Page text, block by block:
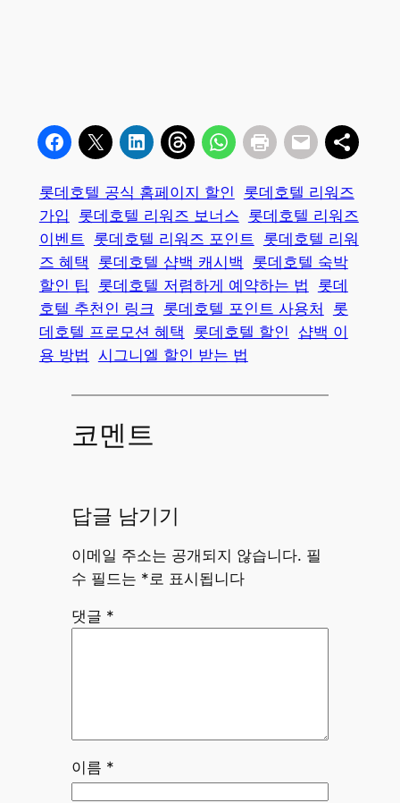
롯데호텔 공식 홈페이지 할인
롯데호텔 리워즈
가입
롯데호텔 리워즈 보너스 롯데호텔 리워즈
이벤트 롯데호텔 리워즈 포인트 롯데호텔 리워
즈 혜택
롯데호텔 샵백 캐시백
롯데호텔 숙박
할인 팁
롯데호텔 저렴하게 예약하는 법
롯데
호텔 추천인 링크 롯데호텔 포인트 사용처
롯
데호텔 프로모션 혜택
롯데호텔 할인
샵백 이
용 방법 시그니엘 할인 받는 법
코멘트
답글 남기기
이메일 주소는 공개되지 않습니다. 필
수 필드는 * 로 표시됩니다
댓글 *
이름 *